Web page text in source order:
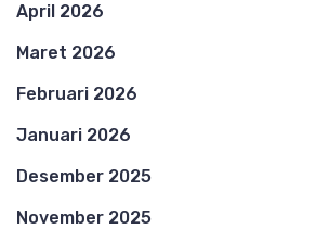
April 2026
Maret 2026
Februari 2026
Januari 2026
Desember 2025
November 2025